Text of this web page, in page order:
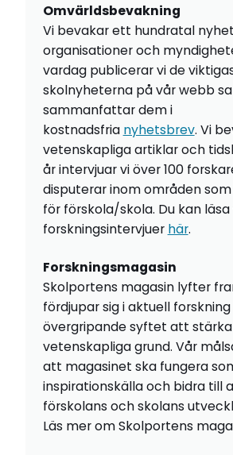
Omvärldsbevakning
Vi bevakar ett hundratal
organisationer och
vardag publicerar vi de
skolnyheterna på vår webb
sammanfattar dem i
kostnadsfria nyhetsbrev. Vi
vetenskapliga artiklar och
år intervjuar vi över 100
disputerar inom områden
för förskola/skola. Du kan
forskningsintervjuer här.
Forskningsmagasin
Skolportens magasin lyfter
fördjupar sig i aktuell
övergripande syftet att
vetenskapliga grund. Vår
att magasinet ska fungera
inspirationskälla och bidra till
förskolans och skolans
Läs mer om Skolportens